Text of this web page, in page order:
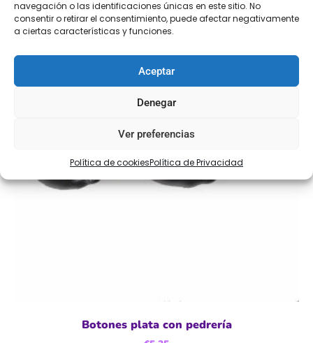
navegación o las identificaciones únicas en este sitio. No
consentir o retirar el consentimiento, puede afectar negativamente
a ciertas características y funciones.
Aceptar
Denegar
Ver preferencias
Política de cookiesPolítica de Privacidad
Botones plata con pedrería